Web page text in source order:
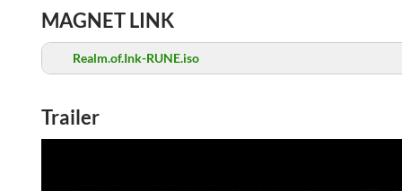
MAGNET LINK
Realm.of.Ink-RUNE.iso
Trailer